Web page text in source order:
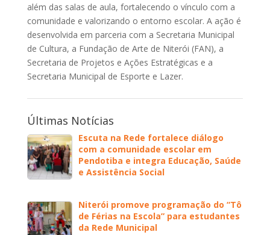
além das salas de aula, fortalecendo o vínculo com a
comunidade e valorizando o entorno escolar. A ação é
desenvolvida em parceria com a Secretaria Municipal
de Cultura, a Fundação de Arte de Niterói (FAN), a
Secretaria de Projetos e Ações Estratégicas e a
Secretaria Municipal de Esporte e Lazer.
Últimas Notícias
Escuta na Rede fortalece diálogo
com a comunidade escolar em
Pendotiba e integra Educação, Saúde
e Assistência Social
Niterói promove programação do “Tô
de Férias na Escola” para estudantes
da Rede Municipal